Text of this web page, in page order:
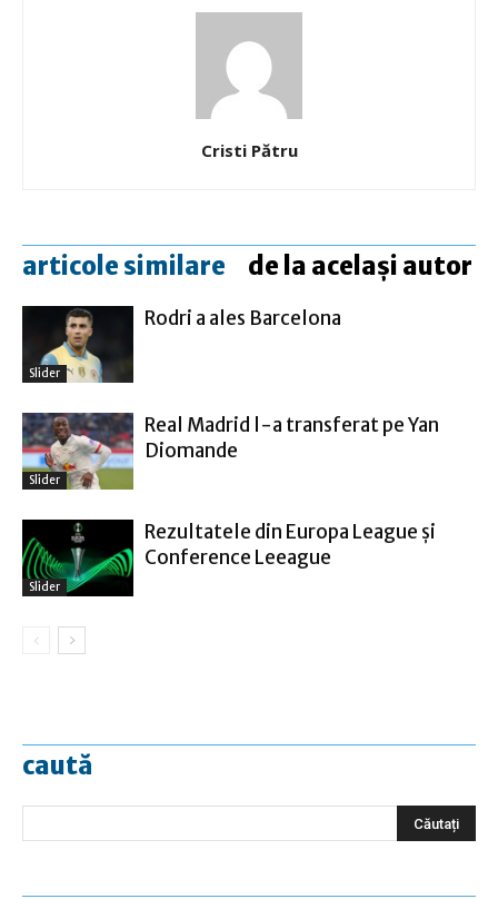
Cristi Pătru
articole similare de la același autor
Slider
Rodri a ales Barcelona
Slider
Real Madrid l-a transferat pe Yan
Diomande
Slider
Rezultatele din Europa League şi
Conference Leeague
caută